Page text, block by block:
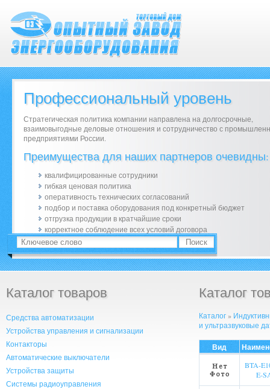
Профессиональный уровень
Стратегическая политика компании направлена на долгосрочные,
взаимовыгодные деловые отношения и сотрудничество с
предприятиями России.
Преимущества для наших партнеров очевидны:
квалифицированные сотрудники
гибкая ценовая политика
оперативность технических согласований
подбор и поставка оборудования под конкретный бюджет
отгрузка продукции в кратчайшие сроки
корректное соблюдение всех условий договора
Каталог товаров
Средства автоматизации
Устройства управления и сигнализации
Контакторы
Автоматические выключатели
Устройства защиты
Системы радиоуправления
Каталог
Каталог»
и ультразвуковые
Вид
BTA-
E-